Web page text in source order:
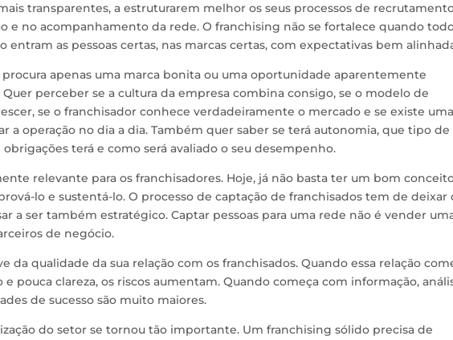
transparentes, a estruturarem melhor os seus processos de
e no acompanhamento da rede. O franchising não se fortalece quando
entram as pessoas certas, nas marcas certas, com expectativas bem
apenas uma marca bonita ou uma oportunidade aparentemente
perceber se a cultura da empresa combina consigo, se o modelo de
se o franchisador conhece verdadeiramente o mercado e se existe uma
a operação no dia a dia. Também quer saber se terá autonomia, que tipo de
terá e como será avaliado o seu desempenho.
relevante para os franchisadores. Hoje, já não basta ter um bom
lo e sustentá-lo. O processo de captação de franchisados tem de deixar
a ser também estratégico. Captar pessoas para uma rede não é vender
de negócio.
da qualidade da sua relação com os franchisados. Quando essa relação
pouca clareza, os riscos aumentam. Quando começa com informação,
de sucesso são muito maiores.
do setor se tornou tão importante. Um franchising sólido precisa de